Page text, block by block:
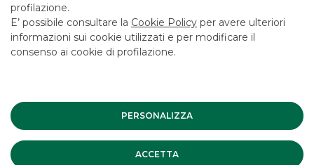
profilazione.
E’ possibile consultare la Cookie Policy per avere ulteriori
informazioni sui cookie utilizzati e per modificare il
consenso ai cookie di profilazione.
PERSONALIZZA
ACCETTA
ALTRI SITI DEL GRUPPO
SOCIETA' PARTECIPATE
Banca Akros, Viale Eginardo 29, 20149 Milano | P.IVA 10537050964 |